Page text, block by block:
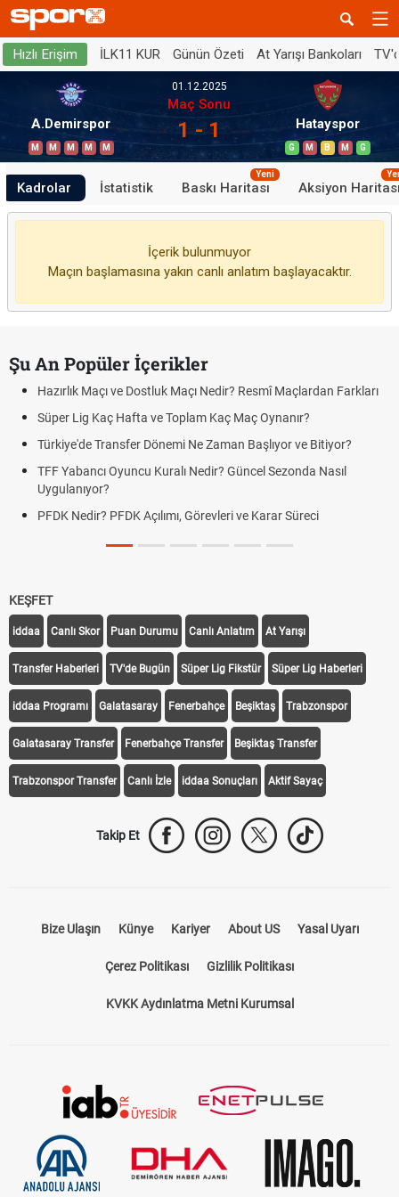
Hızlı Erişim İLK11 KUR Günün Özeti At Yarışı Bankoları
A.Demirspor
M M M M M
01.12.2025
Maç Sonu
1 - 1 Hatayspor
G M B M G
Kadrolar İstatistik Baskı Haritası
Yeni
Aksiyon
İçerik bulunmuyor
Maçın başlamasına yakın canlı anlatım başlayacaktır.
Şu An Popüler İçerikler
Hazırlık Maçı ve Dostluk Maçı Nedir? Resmî Maçlardan Farkları
Süper Lig Kaç Hafta ve Toplam Kaç Maç Oynanır?
Türkiye'de Transfer Dönemi Ne Zaman Başlıyor ve Bitiyor?
TFF Yabancı Oyuncu Kuralı Nedir? Güncel Sezonda Nasıl
Uygulanıyor?
PFDK Nedir? PFDK Açılımı, Görevleri ve Karar Süreci
KEŞFET
iddaa Canlı Skor Puan Durumu Canlı Anlatım At Yarışı
Transfer Haberleri TV'de Bugün Süper Lig Fikstür Süper Lig Haberleri
iddaa Programı Galatasaray Fenerbahçe Beşiktaş Trabzonspor
Galatasaray Transfer Fenerbahçe Transfer Beşiktaş Transfer
Trabzonspor Transfer Canlı İzle iddaa Sonuçları Aktif Sayaç
Takip Et
Bize Ulaşın Künye Kariyer About US Yasal Uyarı
Çerez Politikası Gizlilik Politikası
KVKK Aydınlatma Metni Kurumsal